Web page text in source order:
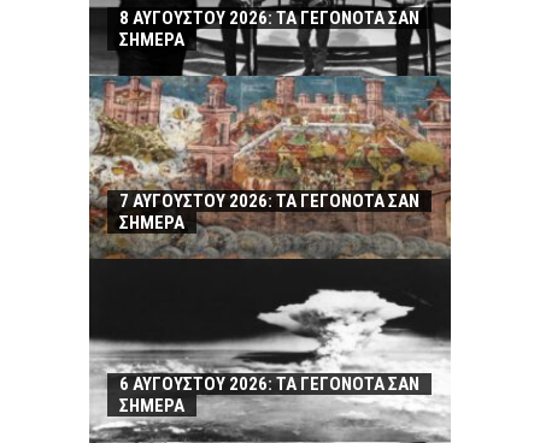
8 ΑΥΓΟΥΣΤΟΥ 2026: ΤΑ ΓΕΓΟΝΟΤΑ ΣΑΝ
ΣΗΜΕΡΑ
7 ΑΥΓΟΥΣΤΟΥ 2026: ΤΑ ΓΕΓΟΝΟΤΑ ΣΑΝ
ΣΗΜΕΡΑ
6 ΑΥΓΟΥΣΤΟΥ 2026: ΤΑ ΓΕΓΟΝΟΤΑ ΣΑΝ
ΣΗΜΕΡΑ